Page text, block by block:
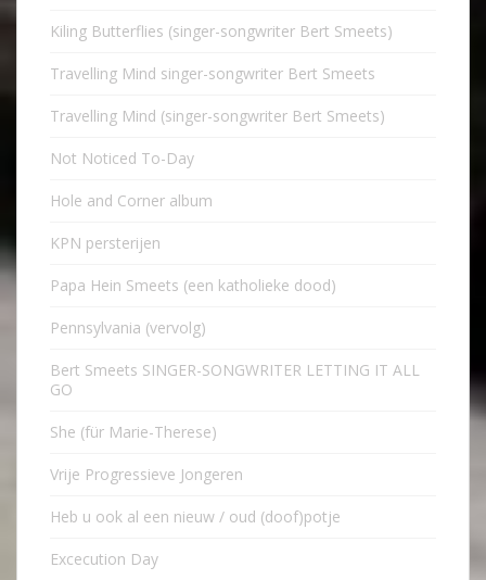
Kiling Butterflies (singer-songwriter Bert Smeets)
Travelling Mind singer-songwriter Bert Smeets
Travelling Mind (singer-songwriter Bert Smeets)
Not Noticed To-Day
Hole and Corner album
KPN persterijen
Papa Hein Smeets (een katholieke dood)
Pennsylvania (vervolg)
Bert Smeets SINGER-SONGWRITER LETTING IT ALL
GO
She (für Marie-Therese)
Vrije Progressieve Jongeren
Heb u ook al een nieuw / oud (doof)potje
Excecution Day